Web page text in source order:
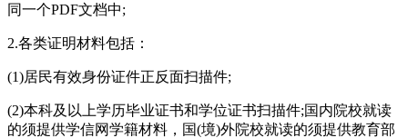
同一个PDF文档中;
2.各类证明材料包括：
(1)居民有效身份证件正反面扫描件;
(2)本科及以上学历毕业证书和学位证书扫描件;国内院校就读
的须提供学信网学籍材料，国(境)外院校就读的须提供教育部